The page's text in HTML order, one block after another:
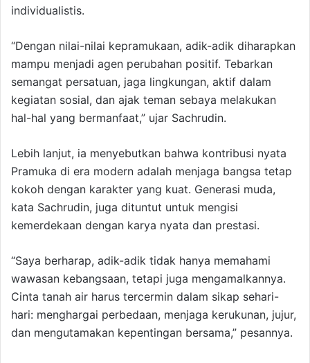
individualistis.
“Dengan nilai-nilai kepramukaan, adik-adik diharapkan
mampu menjadi agen perubahan positif. Tebarkan
semangat persatuan, jaga lingkungan, aktif dalam
kegiatan sosial, dan ajak teman sebaya melakukan
hal-hal yang bermanfaat,” ujar Sachrudin.
Lebih lanjut, ia menyebutkan bahwa kontribusi nyata
Pramuka di era modern adalah menjaga bangsa tetap
kokoh dengan karakter yang kuat. Generasi muda,
kata Sachrudin, juga dituntut untuk mengisi
kemerdekaan dengan karya nyata dan prestasi.
“Saya berharap, adik-adik tidak hanya memahami
wawasan kebangsaan, tetapi juga mengamalkannya.
Cinta tanah air harus tercermin dalam sikap sehari-
hari: menghargai perbedaan, menjaga kerukunan, jujur,
dan mengutamakan kepentingan bersama,” pesannya.